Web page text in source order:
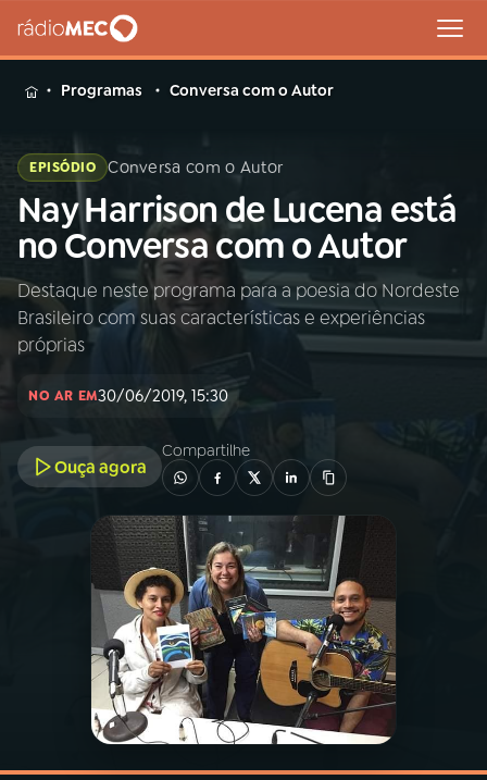
MENU
Buscar
na
Rádio
MEC
Buscar
Início AO VIVO
01INÍCIO
02A RÁDIO
PROGRAMAÇÃO
PROGRAMAS
PODCASTS
Programas Conversa com o Autor
EPISÓDIO Conversa com o Autor
Nay Harrison de Lucena está
no Conversa com o Autor
Destaque neste programa para a poesia do Nordeste
Brasileiro com suas características e experiências
próprias
NO AR EM30/06/2019, 15:30
Ouça agora
Compartilhe